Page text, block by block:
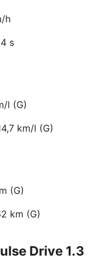
h
s
l (G)
km/l (G)
(G)
km (G)
Drive 1.3